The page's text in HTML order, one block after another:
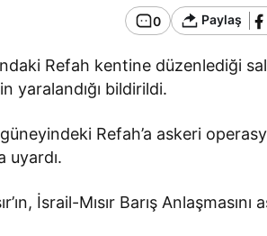
0 Paylaş
Refah kentine düzenlediği
yaralandığı bildirildi.
güneyindeki Refah’a askeri
uyardı.
İsrail-Mısır Barış